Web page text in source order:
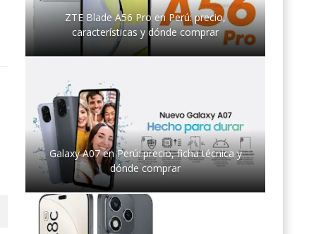
ZTE Blade A56 Pro en Perú: precio,
características y dónde comprar
Galaxy A07 en Perú: precio, ficha técnica y
dónde comprar